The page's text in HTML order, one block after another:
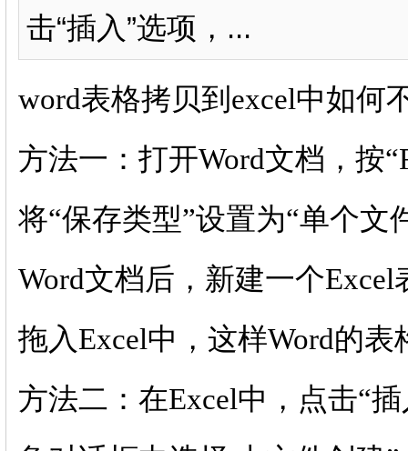
击“插入”选项，...
word表格拷贝到excel中如何
方法一：打开Word文档，按
将“保存类型”设置为“单个文
Word文档后，新建一个
拖入Excel中，这样Word的
方法二：在Excel中，点击“